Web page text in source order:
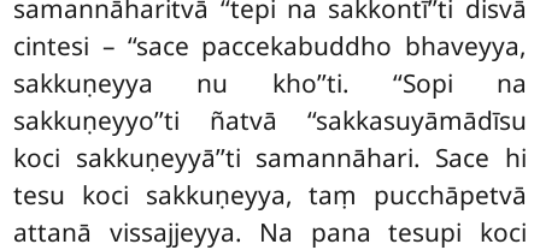
samannāharitvā ‘‘tepi na sakkontī’’ti disvā
cintesi – ‘‘sace paccekabuddho bhaveyya,
sakkuṇeyya nu kho’’ti. ‘‘Sopi na
sakkuṇeyyo’’ti ñatvā ‘‘sakkasuyāmādīsu
koci sakkuṇeyyā’’ti samannāhari. Sace hi
tesu koci sakkuṇeyya, taṃ pucchāpetvā
attanā vissajjeyya. Na pana tesupi koci